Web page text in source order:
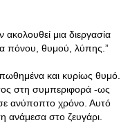
μια διεργασία
πόνου, θυμού, λύπης.”
και κυρίως θυμό.
στη συμπεριφορά -ως
σε ανύποπτο χρόνο. Αυτό
ανάμεσα στο ζευγάρι.